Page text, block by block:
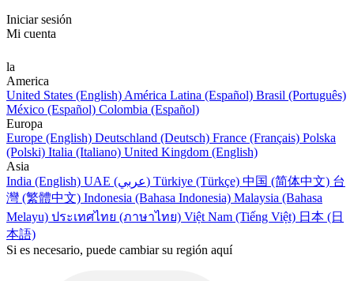
Iniciar sesión
Mi cuenta
la
America
United States (English) América Latina (Español) Brasil (Português)
México (Español) Colombia (Español)
Europa
Europe (English) Deutschland (Deutsch) France (Français) Polska
(Polski) Italia (Italiano) United Kingdom (English)
Asia
India (English)
UAE (عربي) Türkiye (Türkçe) 中国 (简体中文) 台
灣 (繁體中文) Indonesia (Bahasa Indonesia) Malaysia (Bahasa
Melayu) ประเทศไทย (ภาษาไทย) Việt Nam (Tiếng Việt) 日本 (日
本語)
Si es necesario, puede cambiar su región aquí